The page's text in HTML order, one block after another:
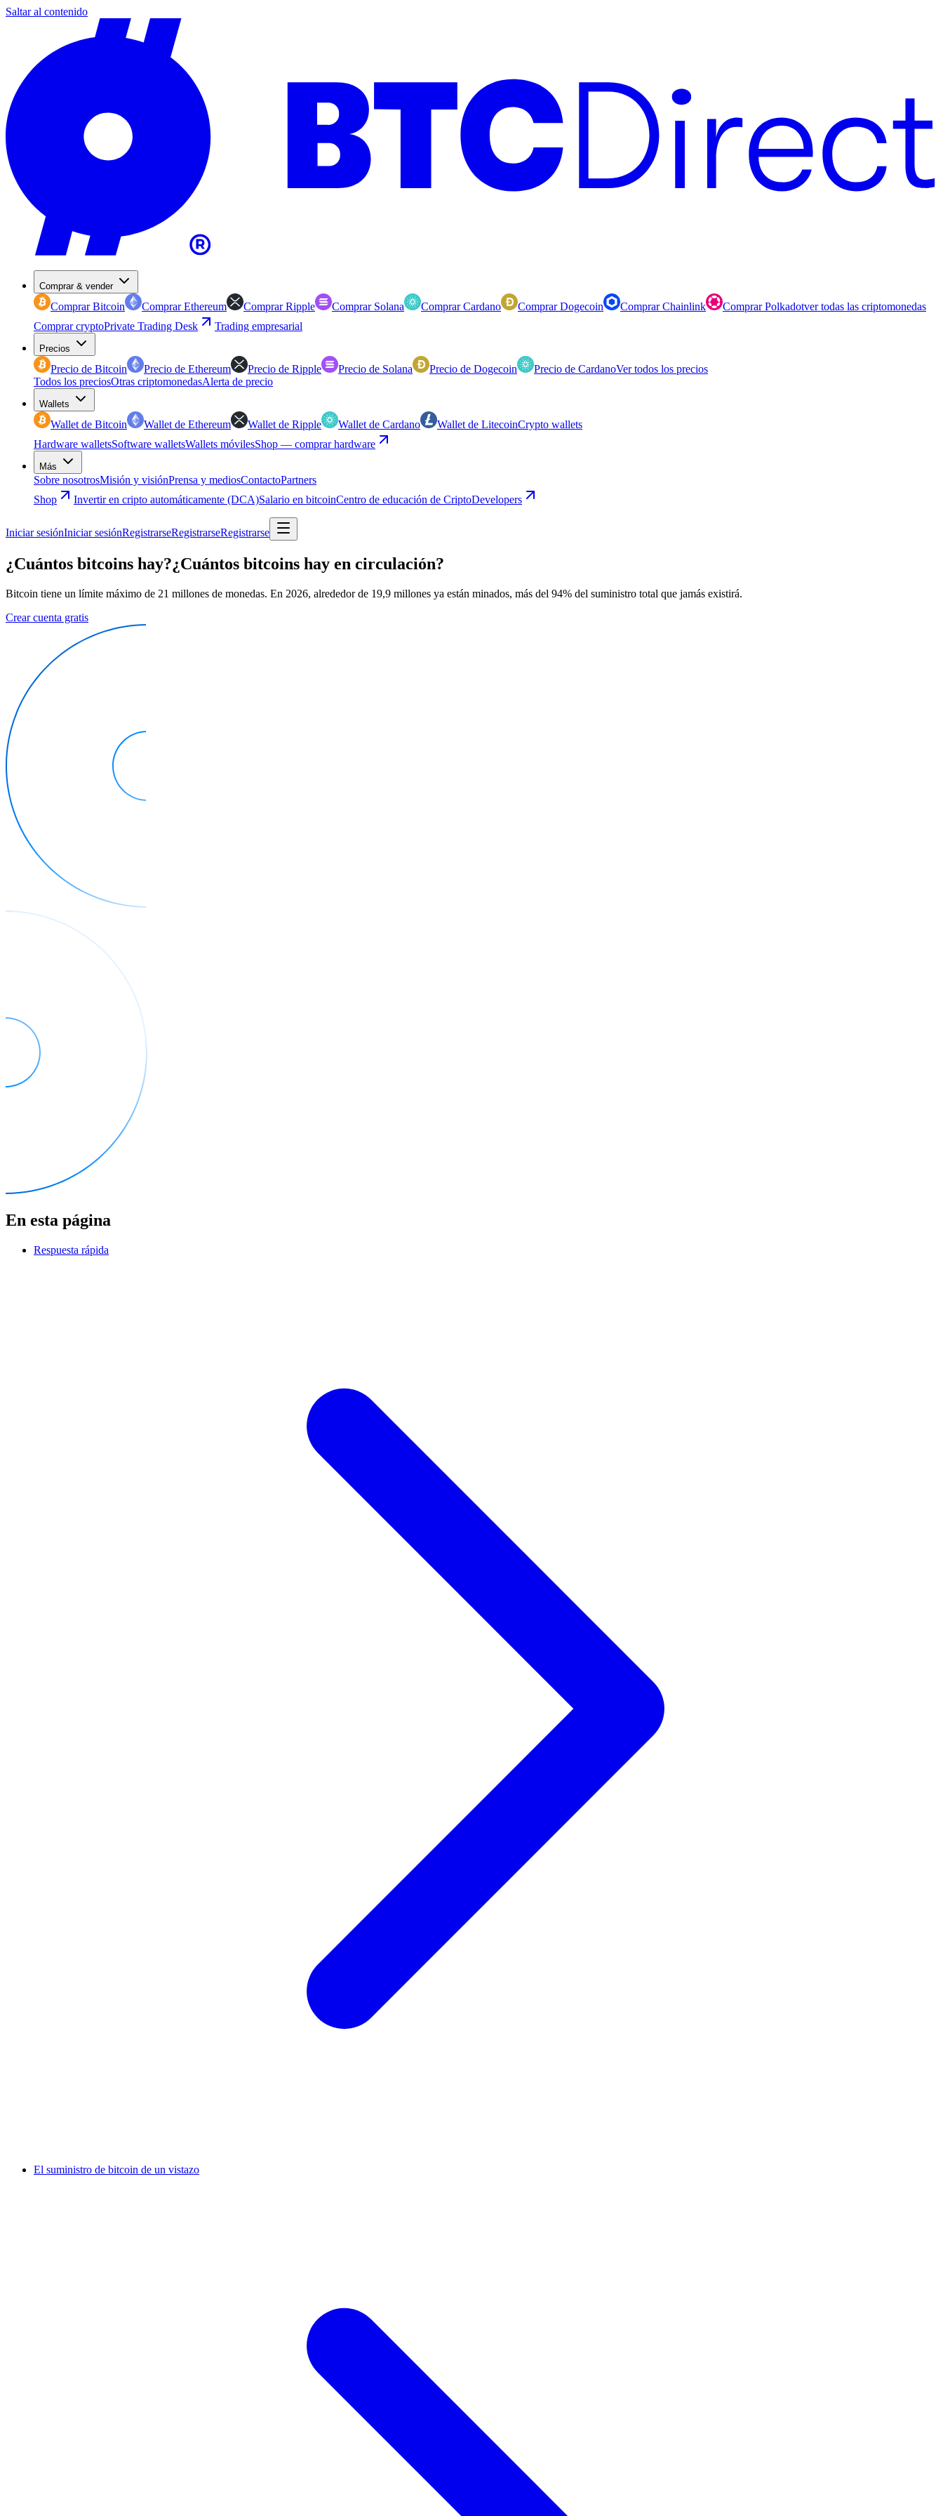
Saltar al contenido
Comprar & vender
Comprar Bitcoin Comprar Ethereum Comprar Ripple Comprar Solana Comprar Cardano Comprar Dogecoin Comprar Chainlink Comprar Polkadotver todas las criptomonedas
Comprar cryptoPrivate Trading Desk Trading empresarial
Precios
Precio de Bitcoin Precio de Ethereum Precio de Ripple Precio de Solana Precio de Dogecoin Precio de CardanoVer todos los precios
Todos los preciosOtras criptomonedasAlerta de precio
Wallets
Wallet de Bitcoin Wallet de Ethereum Wallet de Ripple Wallet de Cardano Wallet de LitecoinCrypto wallets
Hardware walletsSoftware walletsWallets móvilesShop — comprar hardware
Más
Sobre nosotrosMisión y visiónPrensa y mediosContactoPartners
Shop
Invertir en cripto automáticamente (DCA)Salario en bitcoinCentro de educación de CriptoDevelopers
Iniciar sesiónIniciar sesiónRegistrarseRegistrarseRegistrarse
¿Cuántos bitcoins hay?¿Cuántos bitcoins hay en circulación?
Bitcoin tiene un límite máximo de 21 millones de monedas. En 2026, alrededor de 19,9 millones ya están minados, más del 94% del suministro total que jamás existirá.
Crear cuenta gratis
En esta página
Respuesta rápida
El suministro de bitcoin de un vistazo